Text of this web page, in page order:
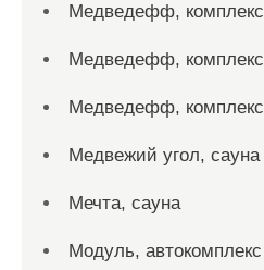
Медведефф, комплекс
Медведефф, комплекс
Медведефф, комплекс
Медвежий угол, сауна
Мечта, сауна
Модуль, автокомплекс